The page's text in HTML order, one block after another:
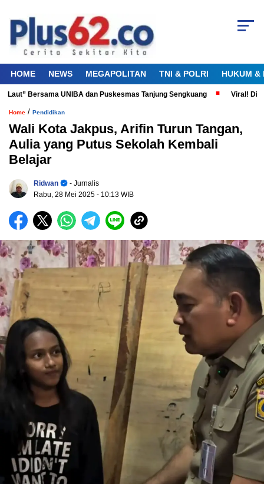
HOME NEWS MEGAPOLITAN TNI & POLRI HUKUM &
Bersama UNIBA dan Puskesmas Tanjung Sengkuang Viral! Diduga
Home / Pendidikan
Wali Kota Jakpus, Arifin Turun Tangan,
Aulia yang Putus Sekolah Kembali
Belajar
Ridwan
- Jurnalis
Rabu, 28 Mei 2025 - 10:13 WIB